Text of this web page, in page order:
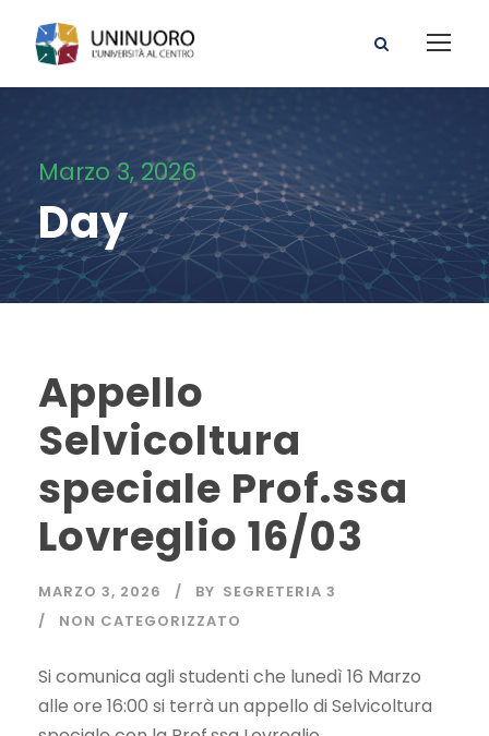
Marzo 3, 2026
Day
Appello
Selvicoltura
speciale Prof.ssa
Lovreglio 16/03
MARZO 3, 2026 BY SEGRETERIA 3
NON CATEGORIZZATO
Si comunica agli studenti che lunedì 16 Marzo
alle ore 16:00 si terrà un appello di Selvicoltura